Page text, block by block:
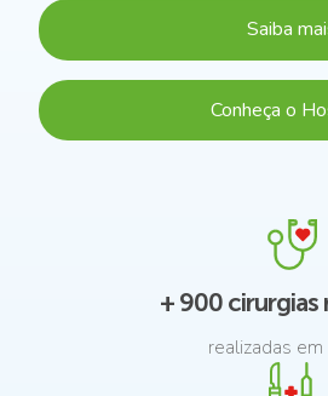
Saiba
Conheça o
+ 900 cirurgias
realizadas